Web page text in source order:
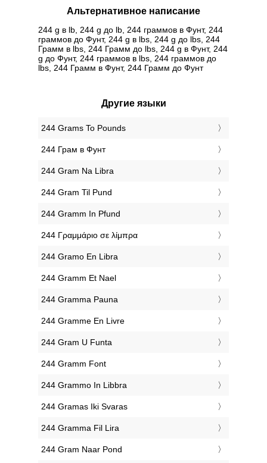
Альтернативное написание
244 g в lb, 244 g до lb, 244 граммов в Фунт, 244
граммов до Фунт, 244 g в lbs, 244 g до lbs, 244
Грамм в lbs, 244 Грамм до lbs, 244 g в Фунт, 244
g до Фунт, 244 граммов в lbs, 244 граммов до
lbs, 244 Грамм в Фунт, 244 Грамм до Фунт
Другие языки
‎244 Grams To Pounds
‎244 Грам в Фунт
‎244 Gram Na Libra
‎244 Gram Til Pund
‎244 Gramm In Pfund
‎244 Γραμμάριο σε λίμπρα
‎244 Gramo En Libra
‎244 Gramm Et Nael
‎244 Gramma Pauna
‎244 Gramme En Livre
‎244 Gram U Funta
‎244 Gramm Font
‎244 Grammo In Libbra
‎244 Gramas Iki Svaras
‎244 Gramma Fil Lira
‎244 Gram Naar Pond